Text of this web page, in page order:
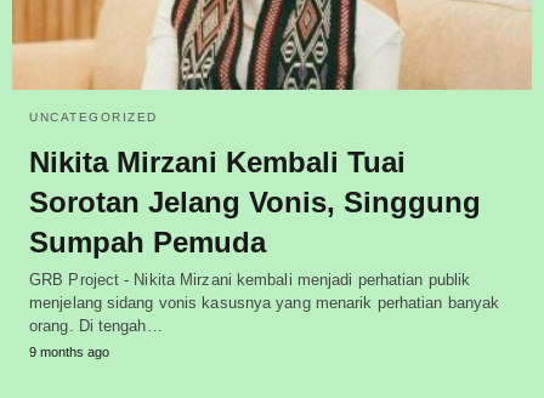
UNCATEGORIZED
Nikita Mirzani Kembali Tuai
Sorotan Jelang Vonis, Singgung
Sumpah Pemuda
GRB Project - Nikita Mirzani kembali menjadi perhatian publik
menjelang sidang vonis kasusnya yang menarik perhatian banyak
orang. Di tengah…
9 months ago